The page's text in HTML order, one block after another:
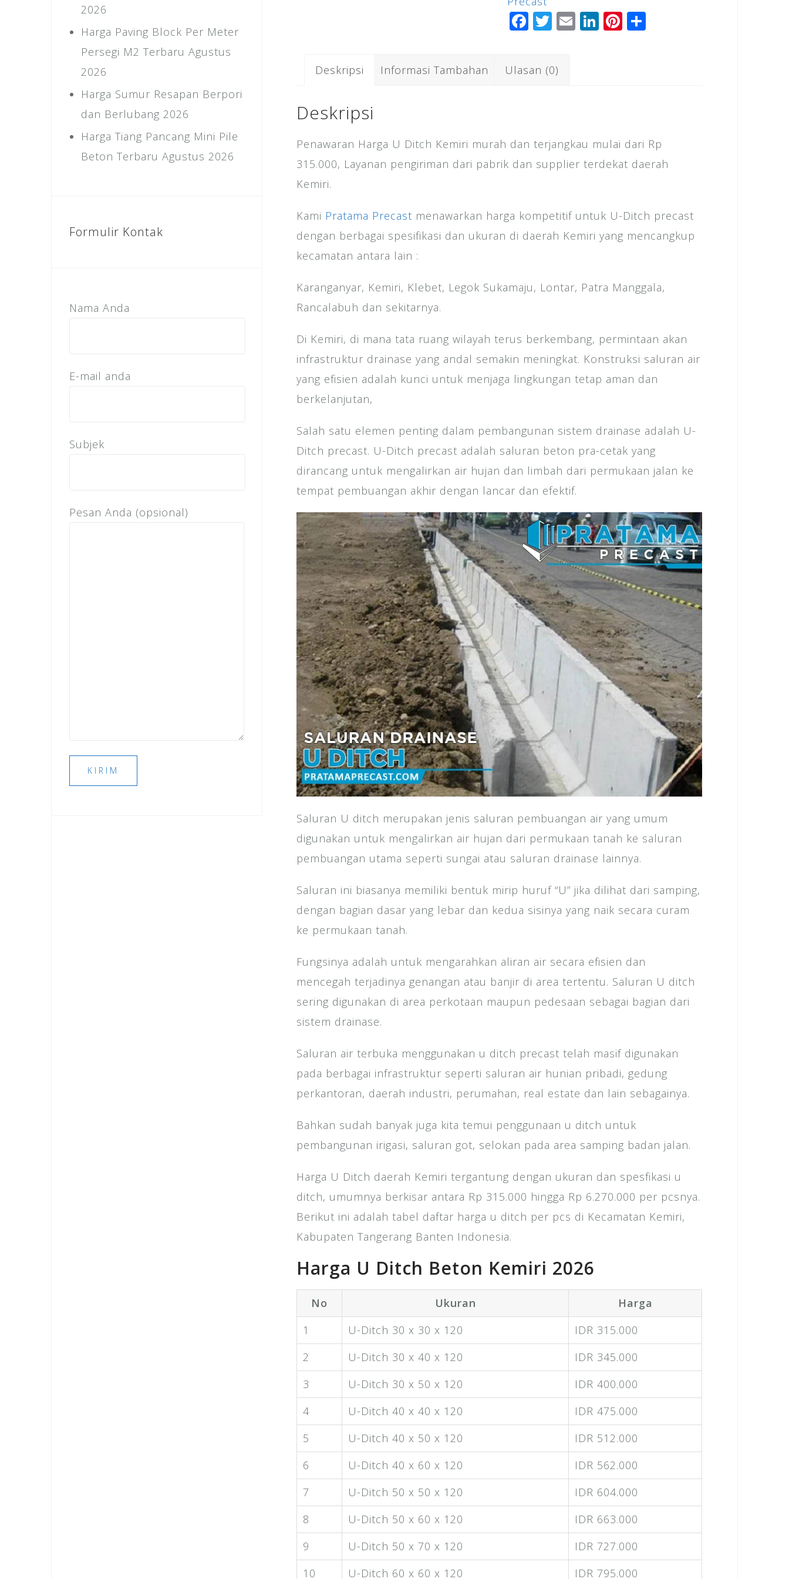
F
e
o
k
T
e
E Li Pi
Deskripsi Informasi Tambahan Ulasan (0)
Deskripsi
Penawaran Harga U Ditch Kemiri murah dan terjangkau mulai dari Rp
315.000, Layanan pengiriman dari pabrik dan supplier terdekat daerah
Kemiri.
Kami Pratama Precast menawarkan harga kompetitif untuk U-Ditch precast
dengan berbagai spesifikasi dan ukuran di daerah Kemiri yang mencangkup
kecamatan antara lain :
Karanganyar, Kemiri, Klebet, Legok Sukamaju, Lontar, Patra Manggala,
Rancalabuh dan sekitarnya.
Di Kemiri, di mana tata ruang wilayah terus berkembang, permintaan akan
infrastruktur drainase yang andal semakin meningkat. Konstruksi saluran air
yang efisien adalah kunci untuk menjaga lingkungan tetap aman dan
berkelanjutan,
Salah satu elemen penting dalam pembangunan sistem drainase adalah U-
Ditch precast. U-Ditch precast adalah saluran beton pra-cetak yang
dirancang untuk mengalirkan air hujan dan limbah dari permukaan jalan ke
tempat pembuangan akhir dengan lancar dan efektif.
Saluran U ditch merupakan jenis saluran pembuangan air yang umum
digunakan untuk mengalirkan air hujan dari permukaan tanah ke saluran
pembuangan utama seperti sungai atau saluran drainase lainnya.
Saluran ini biasanya memiliki bentuk mirip huruf “U” jika dilihat dari samping,
dengan bagian dasar yang lebar dan kedua sisinya yang naik secara curam
ke permukaan tanah.
Fungsinya adalah untuk mengarahkan aliran air secara efisien dan
mencegah terjadinya genangan atau banjir di area tertentu. Saluran U ditch
sering digunakan di area perkotaan maupun pedesaan sebagai bagian dari
sistem drainase.
Saluran air terbuka menggunakan u ditch precast telah masif digunakan
pada berbagai infrastruktur seperti saluran air hunian pribadi, gedung
perkantoran, daerah industri, perumahan, real estate dan lain sebagainya.
Bahkan sudah banyak juga kita temui penggunaan u ditch untuk
pembangunan irigasi, saluran got, selokan pada area samping badan jalan.
Harga U Ditch daerah Kemiri tergantung dengan ukuran dan spesfikasi u
ditch, umumnya berkisar antara Rp 315.000 hingga Rp 6.270.000 per pcsnya.
Berikut ini adalah tabel daftar harga u ditch per pcs di Kecamatan Kemiri,
Kabupaten Tangerang Banten Indonesia.
Harga U Ditch Beton Kemiri 2026
No Ukuran
Harga
1
U-Ditch 30 x 30 x 120
IDR 315.000
2
U-Ditch 30 x 40 x 120
IDR 345.000
3
U-Ditch 30 x 50 x 120
IDR 400.000
4
U-Ditch 40 x 40 x 120
IDR 475.000
5
U-Ditch 40 x 50 x 120
IDR 512.000
6
U-Ditch 40 x 60 x 120
IDR 562.000
7
U-Ditch 50 x 50 x 120
IDR 604.000
8
U-Ditch 50 x 60 x 120
IDR 663.000
9
U-Ditch 50 x 70 x 120
IDR 727.000
10
U-Ditch 60 x 60 x 120 IDR 795.000
2026
Harga Paving Block Per Meter
Persegi M2 Terbaru Agustus
2026
Harga Sumur Resapan Berpori
dan Berlubang 2026
Harga Tiang Pancang Mini Pile
Beton Terbaru Agustus 2026
Formulir Kontak
Nama Anda
E-mail anda
Subjek
Pesan Anda (opsional)